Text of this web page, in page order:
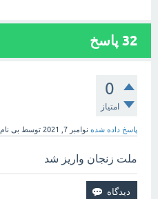
32 پاسخ
0
امتیاز
پاسخ داده شده نوامبر 7, 2021 توسط بی نام
ملت زنجان واریز شد